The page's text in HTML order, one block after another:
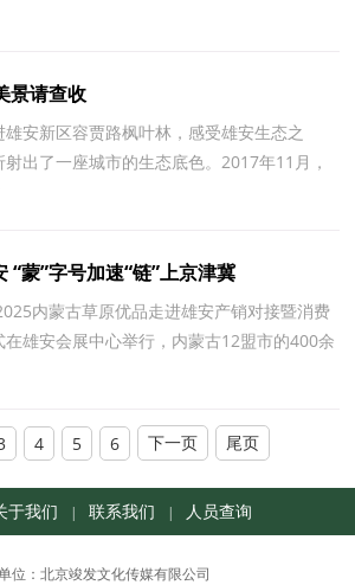
才。 在实体卡基础上，雄安新
景请查收
安新区容贾路枫叶林，感受雄安生态之
了一座城市的生态底色。2017年11月，
工程栽下第一棵树;8年过去了，这里的
“蒙”字号加速“链”上京津冀
内蒙古草原优品走进雄安产销对接暨消费
雄安会展中心举行，内蒙古12盟市的400余
，京津冀、雄安新区30多家企
4 5 6 下一页 尾页
于我们 联系我们 人员查询
位：北京竣发文化传媒有限公司